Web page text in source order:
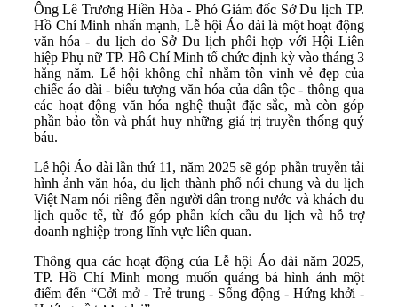
Ông Lê Trương Hiền Hòa - Phó Giám đốc Sở Du lịch TP.
Hồ Chí Minh nhấn mạnh, Lễ hội Áo dài là một hoạt động
văn hóa - du lịch do Sở Du lịch phối hợp với Hội Liên
hiệp Phụ nữ TP. Hồ Chí Minh tổ chức định kỳ vào tháng 3
hằng năm. Lễ hội không chỉ nhằm tôn vinh vẻ đẹp của
chiếc áo dài - biểu tượng văn hóa của dân tộc - thông qua
các hoạt động văn hóa nghệ thuật đặc sắc, mà còn góp
phần bảo tồn và phát huy những giá trị truyền thống quý
báu.
Lễ hội Áo dài lần thứ 11, năm 2025 sẽ góp phần truyền tải
hình ảnh văn hóa, du lịch thành phố nói chung và du lịch
Việt Nam nói riêng đến người dân trong nước và khách du
lịch quốc tế, từ đó góp phần kích cầu du lịch và hỗ trợ
doanh nghiệp trong lĩnh vực liên quan.
Thông qua các hoạt động của Lễ hội Áo dài năm 2025,
TP. Hồ Chí Minh mong muốn quảng bá hình ảnh một
điểm đến “Cởi mở - Trẻ trung - Sống động - Hứng khởi -